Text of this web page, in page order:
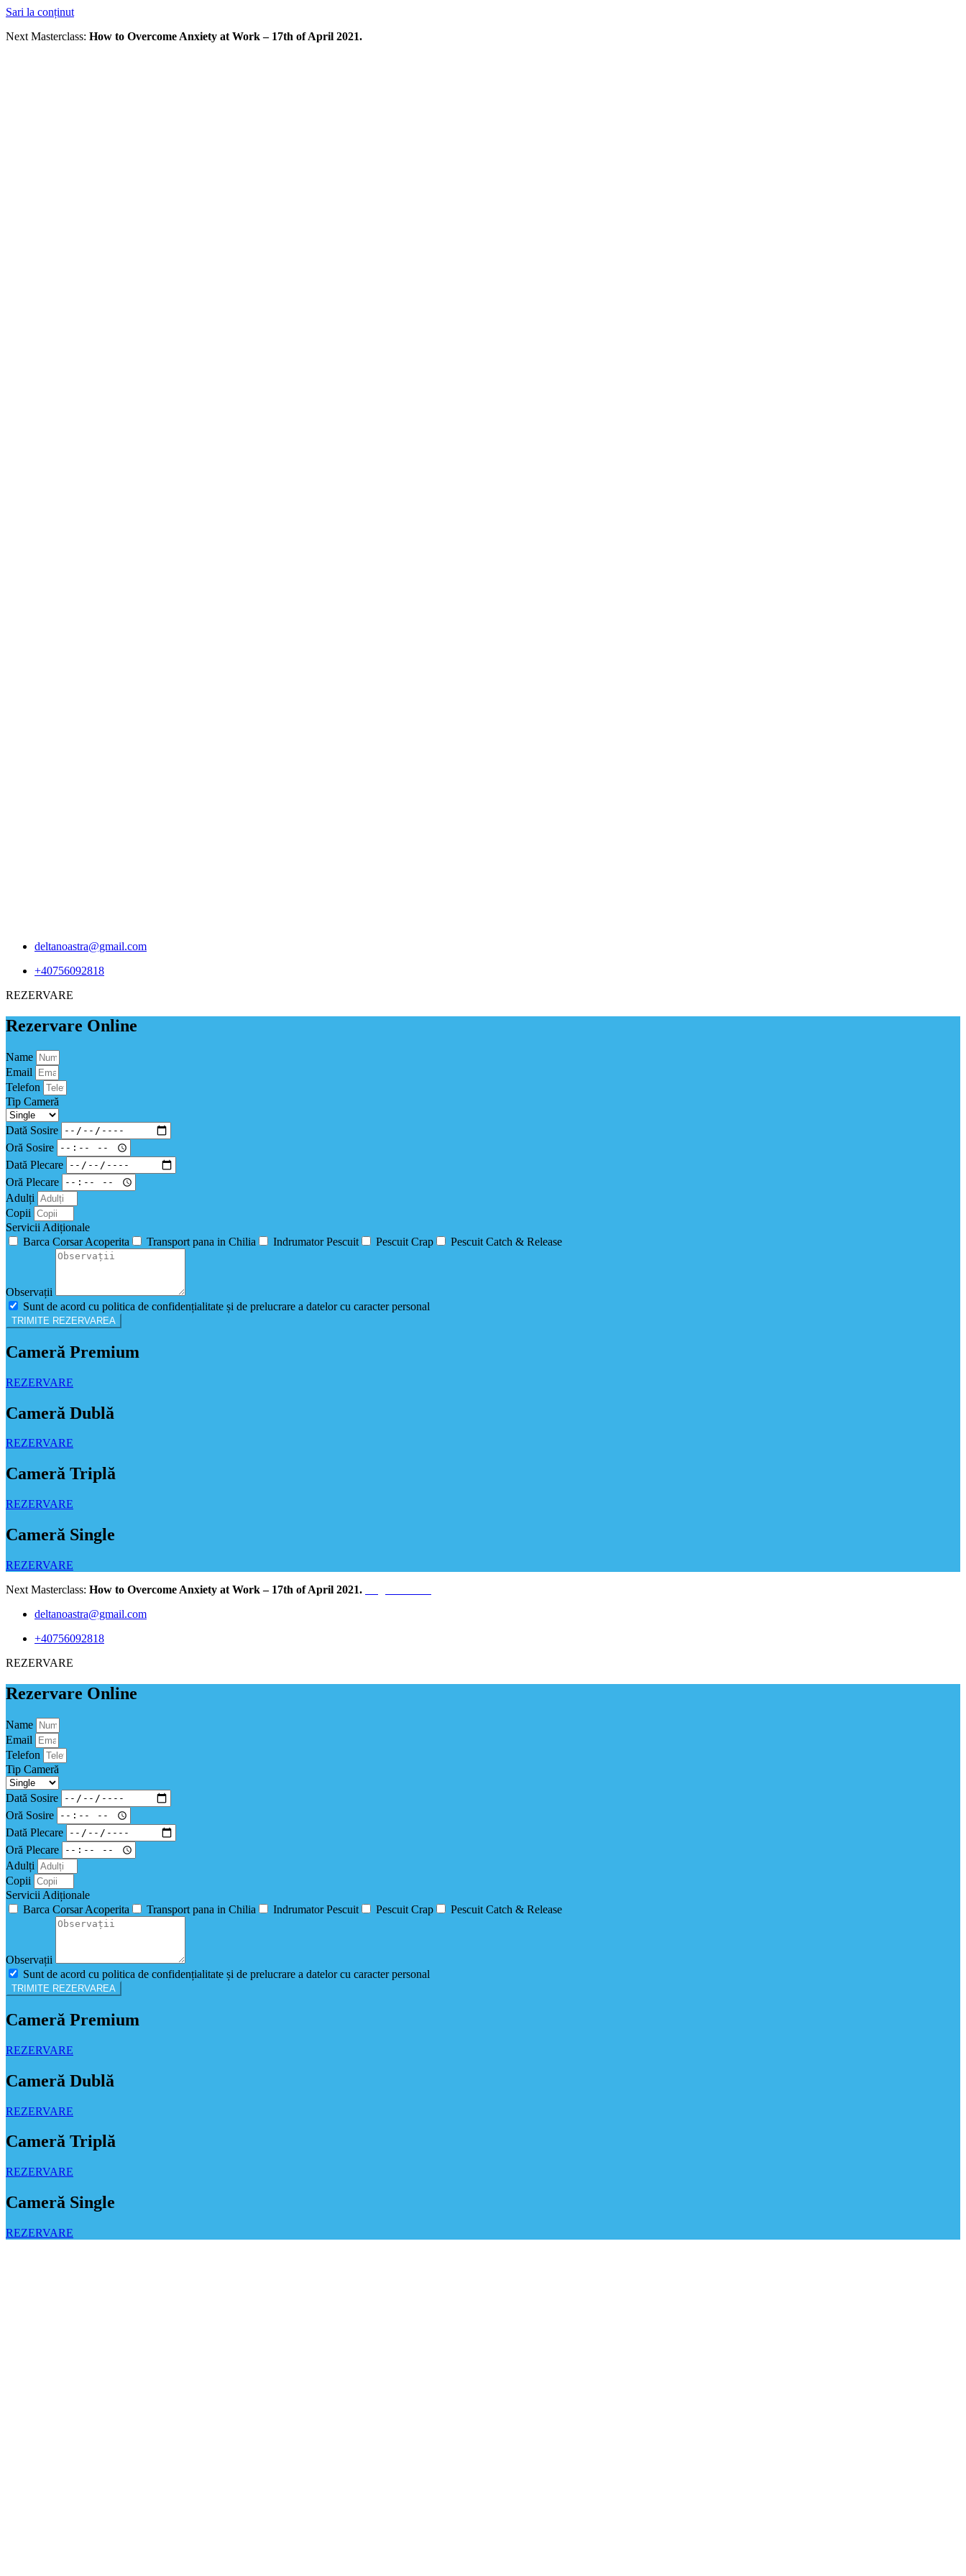
Sari la conținut
Next Masterclass: How to Overcome Anxiety at Work – 17th of April 2021.
deltanoastra@gmail.com
+40756092818
REZERVARE
Rezervare Online
Name
Email
Telefon
Tip Cameră
Dată Sosire
Oră Sosire
Dată Plecare
Oră Plecare
Adulți
Copii
Servicii Adiționale
Barca Corsar Acoperita
Transport pana in Chilia Indrumator Pescuit Pescuit Crap Pescuit Catch & Release
Observații
Sunt de acord cu politica de confidențialitate și de prelucrare a datelor cu caracter personal
TRIMITE REZERVAREA
Cameră Premium
REZERVARE
Cameră Dublă
REZERVARE
Cameră Triplă
REZERVARE
Cameră Single
REZERVARE
Next Masterclass: How to Overcome Anxiety at Work – 17th of April 2021.
deltanoastra@gmail.com
+40756092818
REZERVARE
Rezervare Online
Name
Email
Telefon
Tip Cameră
Dată Sosire
Oră Sosire
Dată Plecare
Oră Plecare
Adulți
Copii
Servicii Adiționale
Barca Corsar Acoperita
Transport pana in Chilia Indrumator Pescuit Pescuit Crap Pescuit Catch & Release
Observații
Sunt de acord cu politica de confidențialitate și de prelucrare a datelor cu caracter personal
TRIMITE REZERVAREA
Cameră Premium
REZERVARE
Cameră Dublă
REZERVARE
Cameră Triplă
REZERVARE
Cameră Single
REZERVARE